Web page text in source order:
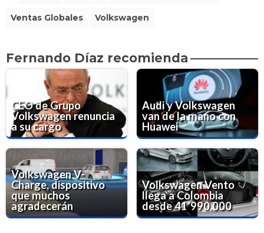
Ventas Globales Volkswagen
Fernando Díaz recomienda
CEO de Grupo
Volkswagen renuncia
a su cargo
Audi y Volkswagen
van de la mano con
Huawei
Volkswagen V-
Charge, dispositivo
que muchos
agradecerán
Volkswagen Vento
llega a Colombia
desde 41’990.000